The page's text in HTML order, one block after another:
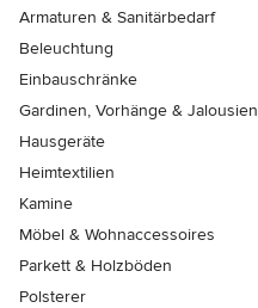
Armaturen & Sanitärbedarf
Beleuchtung
Einbauschränke
Gardinen, Vorhänge & Jalousien
Hausgeräte
Heimtextilien
Kamine
Möbel & Wohnaccessoires
Parkett & Holzböden
Polsterer